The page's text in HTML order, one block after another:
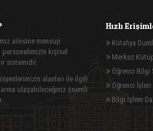
ailesine mensup
kişisel
sistemidir.
alanları ile ilgili
ulaşabileceğiniz önemli
Hızlı
Kütahya
Merkez
Öğrenci Bilgi
Öğrenci İşleri
Bilgi İşlem